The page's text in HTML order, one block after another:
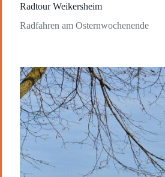
Radtour Weikersheim
Radfahren am Osternwochenende